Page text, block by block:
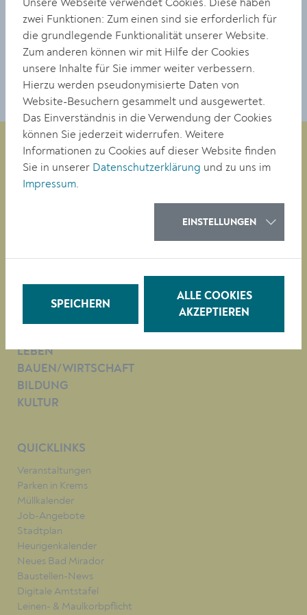
DOWNLOAD
Magistrat der Stadt Krems
Tel. +43 (0)2732/801-0
LEBEN
BAUEN/WIRTSCHAFT
BILDUNG
KULTUR
QUICKLINKS
Veranstaltungen
Parken in Krems
Müllkalender
Job-Angebote
Stadtplan
Heurigenkalender
Neues Bad Mirador
Baustellen-News
Digitale Amtstafel
Leinen- & Maulkorbpflicht
Unsere Webseite verwendet Cookies. Diese haben
zwei Funktionen: Zum einen sind sie erforderlich für
die grundlegende Funktionalität unserer Website.
Zum anderen können wir mit Hilfe der Cookies
unsere Inhalte für Sie immer weiter verbessern.
Hierzu werden pseudonymisierte Daten von
Website-Besuchern gesammelt und ausgewertet.
Das Einverständnis in die Verwendung der Cookies
können Sie jederzeit widerrufen. Weitere
Informationen zu Cookies auf dieser Website finden
Sie in unserer Datenschutzerklärung und zu uns im
Impressum.
EINSTELLUNGEN
SPEICHERN
ALLE COOKIES
AKZEPTIEREN